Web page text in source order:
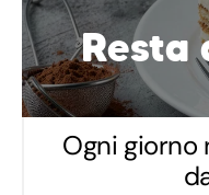
Resta
Ogni giorno